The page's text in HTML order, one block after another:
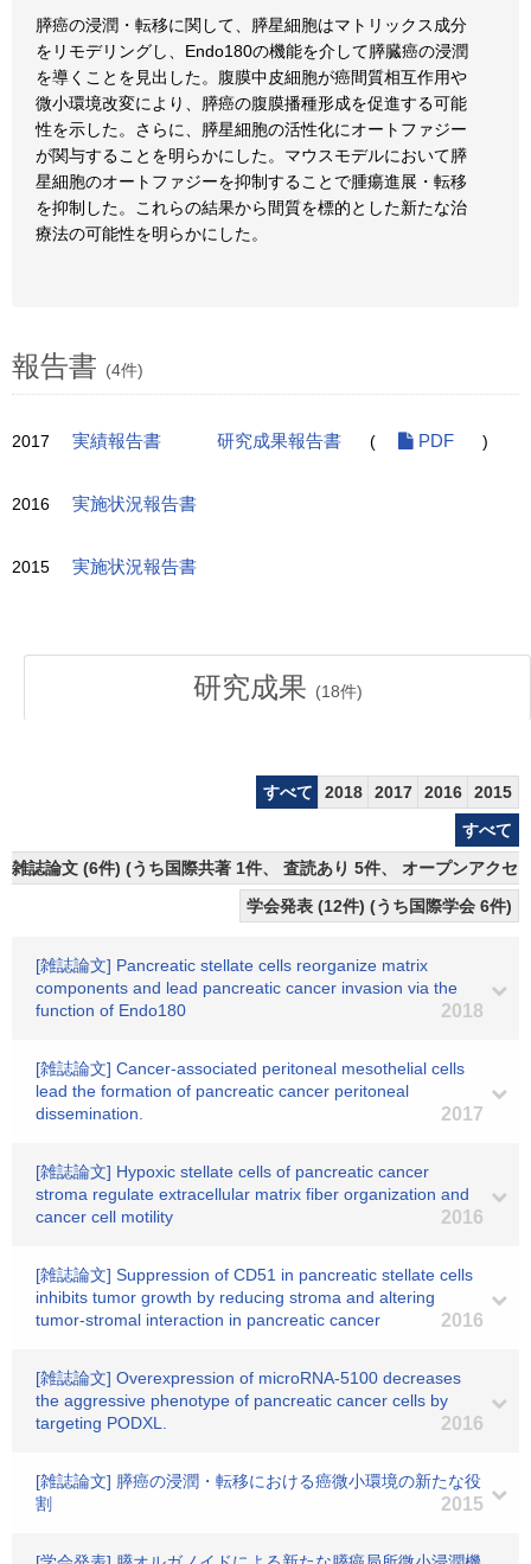
膵癌の浸潤・転移に関して、膵星細胞はマトリックス成分
をリモデリングし、Endo180の機能を介して膵臓癌の浸潤
を導くことを見出した。腹膜中皮細胞が癌間質相互作用や
微小環境改変により、膵癌の腹膜播種形成を促進する可能
性を示した。さらに、膵星細胞の活性化にオートファジー
が関与することを明らかにした。マウスモデルにおいて膵
星細胞のオートファジーを抑制することで腫瘍進展・転移
を抑制した。これらの結果から間質を標的とした新たな治
療法の可能性を明らかにした。
報告書 (4件)
2017 実績報告書 研究成果報告書 ( PDF )
2016 実施状況報告書
2015 実施状況報告書
研究成果 (18件)
すべて 2018 2017 2016
2015
すべて
雑誌論文 (6件) (うち国際共著 1件、 査読あり 5件、 オープンアクセ
学会発表 (12件) (うち国際学会 6件)
[雑誌論文] Pancreatic stellate cells reorganize matrix
components and lead pancreatic cancer invasion via the
function of Endo180
2018
[雑誌論文] Cancer-associated peritoneal mesothelial cells
lead the formation of pancreatic cancer peritoneal
dissemination.
2017
[雑誌論文] Hypoxic stellate cells of pancreatic cancer
stroma regulate extracellular matrix fiber organization and
cancer cell motility
2016
[雑誌論文] Suppression of CD51 in pancreatic stellate cells
inhibits tumor growth by reducing stroma and altering
tumor-stromal interaction in pancreatic cancer
2016
[雑誌論文] Overexpression of microRNA-5100 decreases
the aggressive phenotype of pancreatic cancer cells by
targeting PODXL.
2016
[雑誌論文] 膵癌の浸潤・転移における癌微小環境の新たな役
割
2015